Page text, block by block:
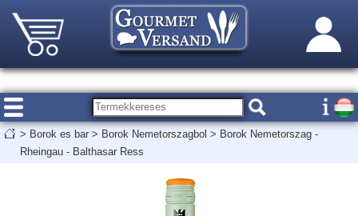
> Borok es bar > Borok Nemetorszagbol > Borok Nemetorszag -
Rheingau - Balthasar Ress